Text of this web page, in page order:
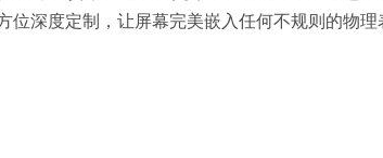
深度定制，让屏幕完美嵌入任何不规则的物理